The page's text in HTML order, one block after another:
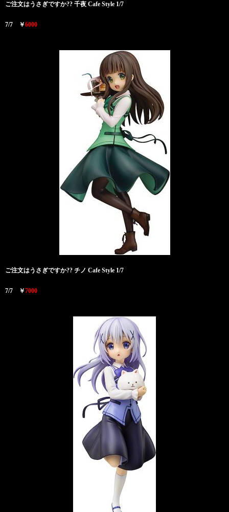
ご注文はうさぎですか?? 千夜 Cafe Style 1/7
7/7 ￥6000
ご注文はうさぎですか?? チノ Cafe Style 1/7
7/7 ￥7000